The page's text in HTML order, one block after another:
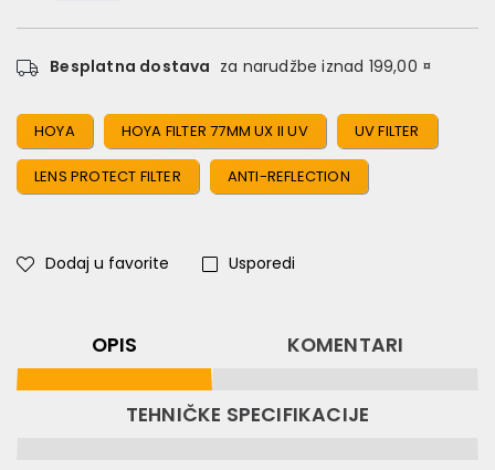
Besplatna dostava za narudžbe iznad 199,00 ¤
HOYA HOYA FILTER 77MM UX II UV UV FILTER
LENS PROTECT FILTER ANTI-REFLECTION
Dodaj u favorite Usporedi
OPIS KOMENTARI
TEHNIČKE SPECIFIKACIJE